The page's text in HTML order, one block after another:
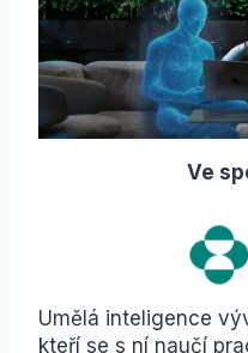
Ve
Umělá inteligence
kteří se s ní naučí